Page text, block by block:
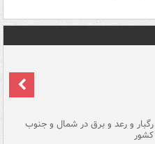
رگبار و رعد و برق در شمال و جنوب
کشور